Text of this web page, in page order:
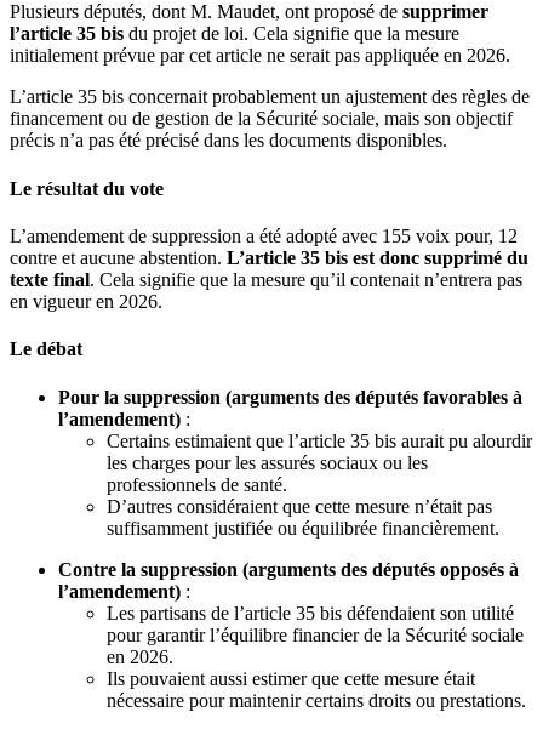
Plusieurs députés, dont M. Maudet, ont proposé de supprimer
l’article 35 bis du projet de loi. Cela signifie que la mesure
initialement prévue par cet article ne serait pas appliquée en 2026.
L’article 35 bis concernait probablement un ajustement des règles de
financement ou de gestion de la Sécurité sociale, mais son objectif
précis n’a pas été précisé dans les documents disponibles.
Le résultat du vote
L’amendement de suppression a été adopté avec 155 voix pour, 12
contre et aucune abstention. L’article 35 bis est donc supprimé du
texte final. Cela signifie que la mesure qu’il contenait n’entrera pas
en vigueur en 2026.
Le débat
Pour la suppression (arguments des députés favorables à
l’amendement) :
Certains estimaient que l’article 35 bis aurait pu alourdir
les charges pour les assurés sociaux ou les
professionnels de santé.
D’autres considéraient que cette mesure n’était pas
suffisamment justifiée ou équilibrée financièrement.
Contre la suppression (arguments des députés opposés à
l’amendement) :
Les partisans de l’article 35 bis défendaient son utilité
pour garantir l’équilibre financier de la Sécurité sociale
en 2026.
Ils pouvaient aussi estimer que cette mesure était
nécessaire pour maintenir certains droits ou prestations.